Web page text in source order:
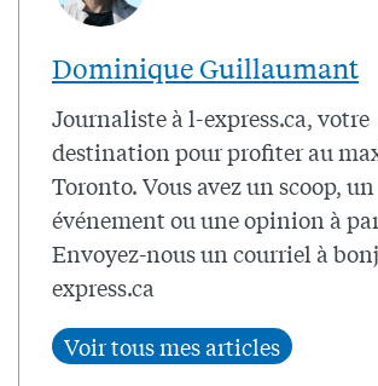
Dominique Guillaumant
Journaliste à l-express.ca, votre
destination pour profiter au
Toronto. Vous avez un scoop, un
événement ou une opinion à
Envoyez-nous un courriel à
express.ca